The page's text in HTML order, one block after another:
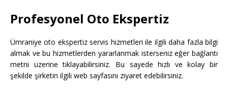
Profesyonel Oto Ekspertiz
Ümraniye oto ekspertiz servis hizmetleri ile ilgili daha fazla bilgi
almak ve bu hizmetlerden yararlanmak isterseniz eğer bağlantı
metni üzerine tıklayabilirsiniz. Bu sayede hızlı ve kolay bir
şekilde şirketin ilgili web sayfasını ziyaret edebilirsiniz.